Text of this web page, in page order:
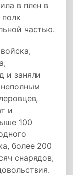
в плен в
частью.
и заняли
и
100
более 200
снарядов,